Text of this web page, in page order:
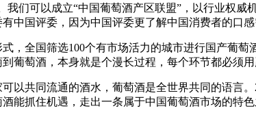
我们可以成立“中国葡萄酒产区联盟”，以行业权
中国评委，因为中国评委更了解中国消费者的口
，全国筛选100个有市场活力的城市进行国产葡
葡萄酒，本身就是个漫长过程，每个环节都必须
以共同流通的酒水，葡萄酒是全世界共同的语言
能抓住机遇，走出一条属于中国葡萄酒市场的特